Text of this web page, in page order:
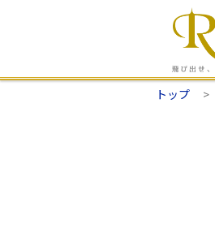
トップ